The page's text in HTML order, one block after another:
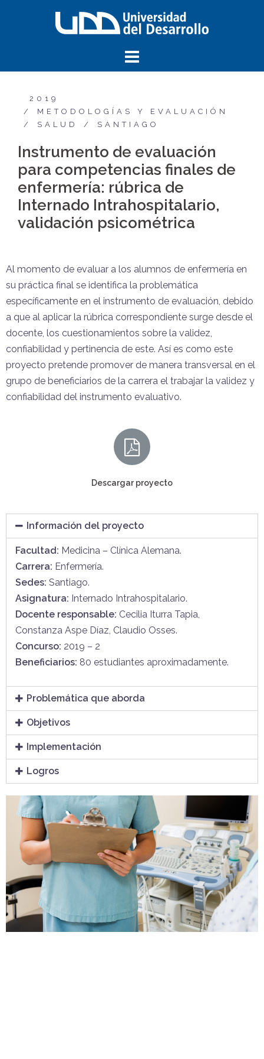
2019
METODOLOGÍAS Y EVALUACIÓN
SALUD
SANTIAGO
Instrumento de evaluación
para competencias finales de
enfermería: rúbrica de
Internado Intrahospitalario,
validación psicométrica
Al momento de evaluar a los alumnos de enfermería en
su práctica final se identifica la problemática
específicamente en el instrumento de evaluación, debido
a que al aplicar la rúbrica correspondiente surge desde el
docente, los cuestionamientos sobre la validez,
confiabilidad y pertinencia de este. Así es como este
proyecto pretende promover de manera transversal en el
grupo de beneficiarios de la carrera el trabajar la validez y
confiabilidad del instrumento evaluativo.
Descargar proyecto
Información del proyecto
Facultad: Medicina – Clínica Alemana.
Carrera: Enfermería.
Sedes: Santiago.
Asignatura: Internado Intrahospitalario.
Docente responsable: Cecilia Iturra Tapia,
Constanza Aspe Díaz, Claudio Osses.
Concurso: 2019 – 2
Beneficiarios: 80 estudiantes aproximadamente.
Problemática que aborda
Objetivos
Implementación
Logros